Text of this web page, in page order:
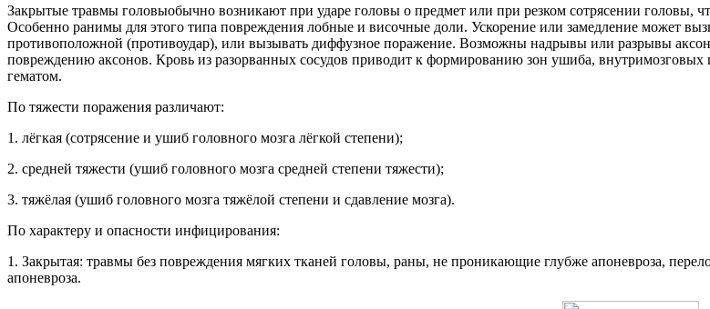
Закрытые травмы головыобычно возникают при ударе головы о предмет или при резком сотрясении головы,
Особенно ранимы для этого типа повреждения лобные и височные доли. Ускорение или замедление может
противоположной (противоудар), или вызывать диффузное поражение. Возможны надрывы или разрывы
повреждению аксонов. Кровь из разорванных сосудов приводит к формированию зон ушиба,
гематом.
По тяжести поражения различают:
1. лёгкая (сотрясение и ушиб головного мозга лёгкой степени);
2. средней тяжести (ушиб головного мозга средней степени тяжести);
3. тяжёлая (ушиб головного мозга тяжёлой степени и сдавление мозга).
По характеру и опасности инфицирования:
1. Закрытая: травмы без повреждения мягких тканей головы, раны, не проникающие глубже апоневроза,
апоневроза.